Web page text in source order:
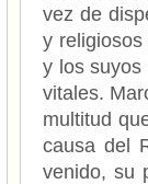
vez de
y
y los suyos
vitales.
multitud
causa del
venido, su